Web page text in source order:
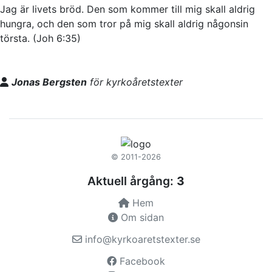
Jag är livets bröd. Den som kommer till mig skall aldrig
hungra, och den som tror på mig skall aldrig någonsin
törsta. (Joh 6:35)
Jonas Bergsten för kyrkoåretstexter
© 2011-2026
Aktuell årgång: 3
Hem
Om sidan
info@kyrkoaretstexter.se
Facebook